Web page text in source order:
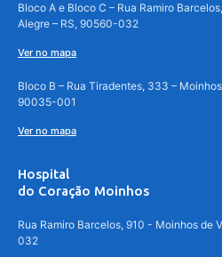
Bloco A e Bloco C – Rua Ramiro
Alegre – RS, 90560-032
Ver no mapa
Bloco B – Rua Tiradentes, 333 –
90035-001
Ver no mapa
Hospital
do Coração Moinhos
Rua Ramiro Barcelos, 910 - Moinhos de
032